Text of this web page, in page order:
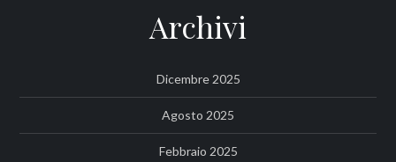
Archivi
Dicembre 2025
Agosto 2025
Febbraio 2025